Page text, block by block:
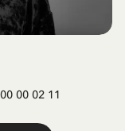
00 02 11